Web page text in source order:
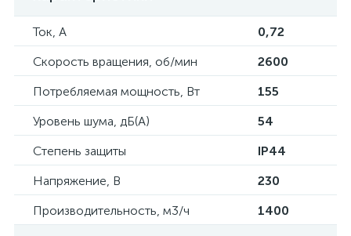
Ток, А
0,72
Скорость вращения, об/мин
2600
Потребляемая мощность, Вт
155
Уровень шума, дБ(А)
54
Степень защиты
IP44
Напряжение, В
230
Производительность, м3/ч
1400